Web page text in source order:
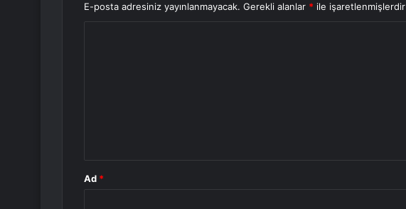
E-posta adresiniz yayınlanmayacak. Gerekli alanlar * ile işaretlenmişlerdir
Ad *